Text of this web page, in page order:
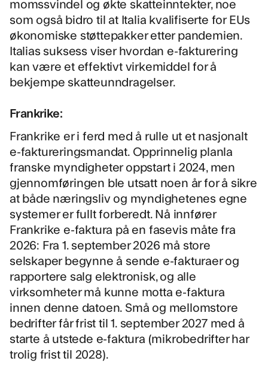
momssvindel og økte skatteinntekter, noe
som også bidro til at Italia kvalifiserte for EUs
økonomiske støttepakker etter pandemien.
Italias suksess viser hvordan e-fakturering
kan være et effektivt virkemiddel for å
bekjempe skatteunndragelser.
Frankrike:
Frankrike er i ferd med å rulle ut et nasjonalt
e-faktureringsmandat. Opprinnelig planla
franske myndigheter oppstart i 2024, men
gjennomføringen ble utsatt noen år for å sikre
at både næringsliv og myndighetenes egne
systemer er fullt forberedt. Nå innfører
Frankrike e-faktura på en fasevis måte fra
2026: Fra 1. september 2026 må store
selskaper begynne å sende e-fakturaer og
rapportere salg elektronisk, og alle
virksomheter må kunne motta e-faktura
innen denne datoen. Små og mellomstore
bedrifter får frist til 1. september 2027 med å
starte å utstede e-faktura (mikrobedrifter har
trolig frist til 2028).